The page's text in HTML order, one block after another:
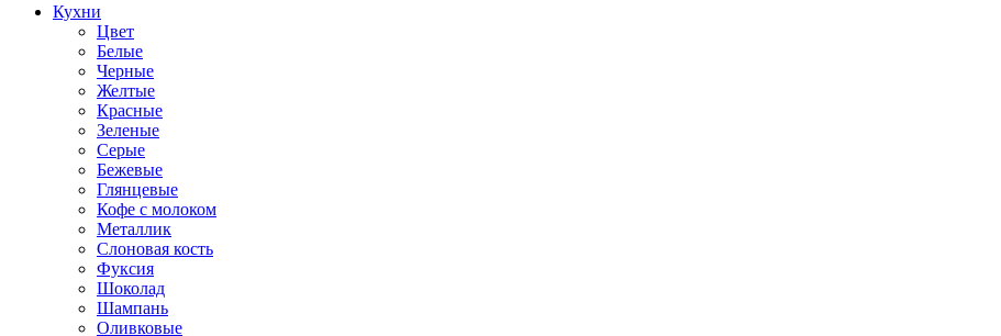
Кухни
Цвет
Белые
Черные
Желтые
Красные
Зеленые
Серые
Бежевые
Глянцевые
Кофе с молоком
Металлик
Слоновая кость
Фуксия
Шоколад
Шампань
Оливковые